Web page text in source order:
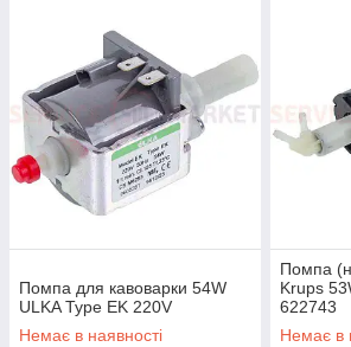
Помпа для кавоварки 54W
ULKA Type EK 220V
Немає в наявності
Помпа
Krups
622743
Немає в